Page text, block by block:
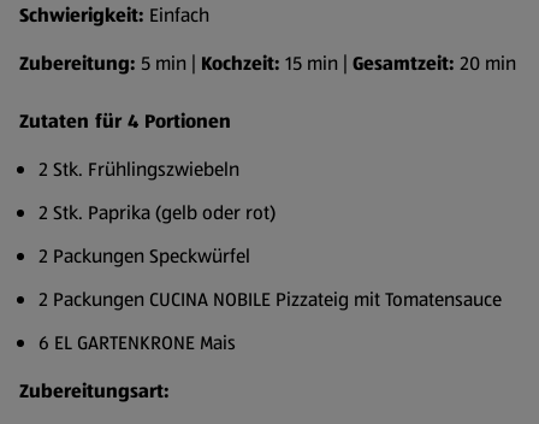
Schwierigkeit: Einfach
Zubereitung: 5 min | Kochzeit: 15 min | Gesamtzeit: 20 min
Zutaten für 4 Portionen
2 Stk. Frühlingszwiebeln
2 Stk. Paprika (gelb oder rot)
2 Packungen Speckwürfel
2 Packungen CUCINA NOBILE Pizzateig mit Tomatensauce
6 EL GARTENKRONE Mais
Zubereitungsart: